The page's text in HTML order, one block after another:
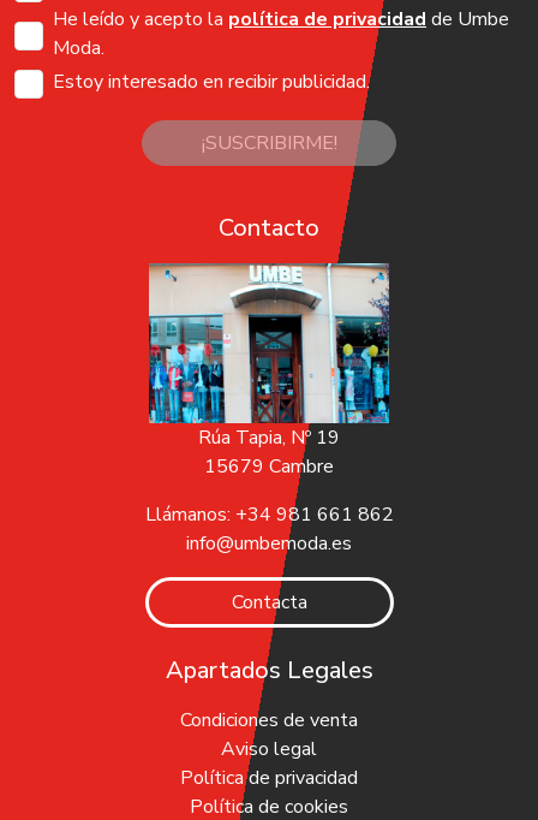
He leído y acepto la política de privacidad de Umbe
Moda.
Estoy interesado en recibir publicidad.
¡SUSCRIBIRME!
Contacto
Rúa Tapia, Nº 19
15679 Cambre
Llámanos: +34 981 661 862
info@umbemoda.es
Contacta
Apartados Legales
Condiciones de venta
Aviso legal
Política de privacidad
Política de cookies